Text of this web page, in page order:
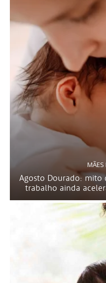
MÃES
Agosto Dourado: mito
trabalho ainda